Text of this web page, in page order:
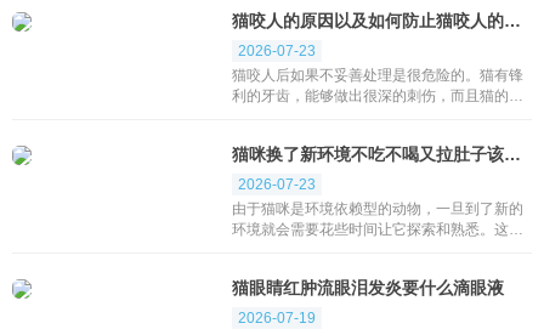
猫咬人的原因以及如何防止猫咬人的办法
2026-07-23
猫咬人后如果不妥善处理是很危险的。猫有锋
利的牙齿，能够做出很深的刺伤，而且猫的嘴
导致感染...
猫咪换了新环境不吃不喝又拉肚子该怎么办
2026-07-23
由于猫咪是环境依赖型的动物，一旦到了新的
环境就会需要花些时间让它探索和熟悉。这期
院医师：最...
猫眼睛红肿流眼泪发炎要什么滴眼液
2026-07-19